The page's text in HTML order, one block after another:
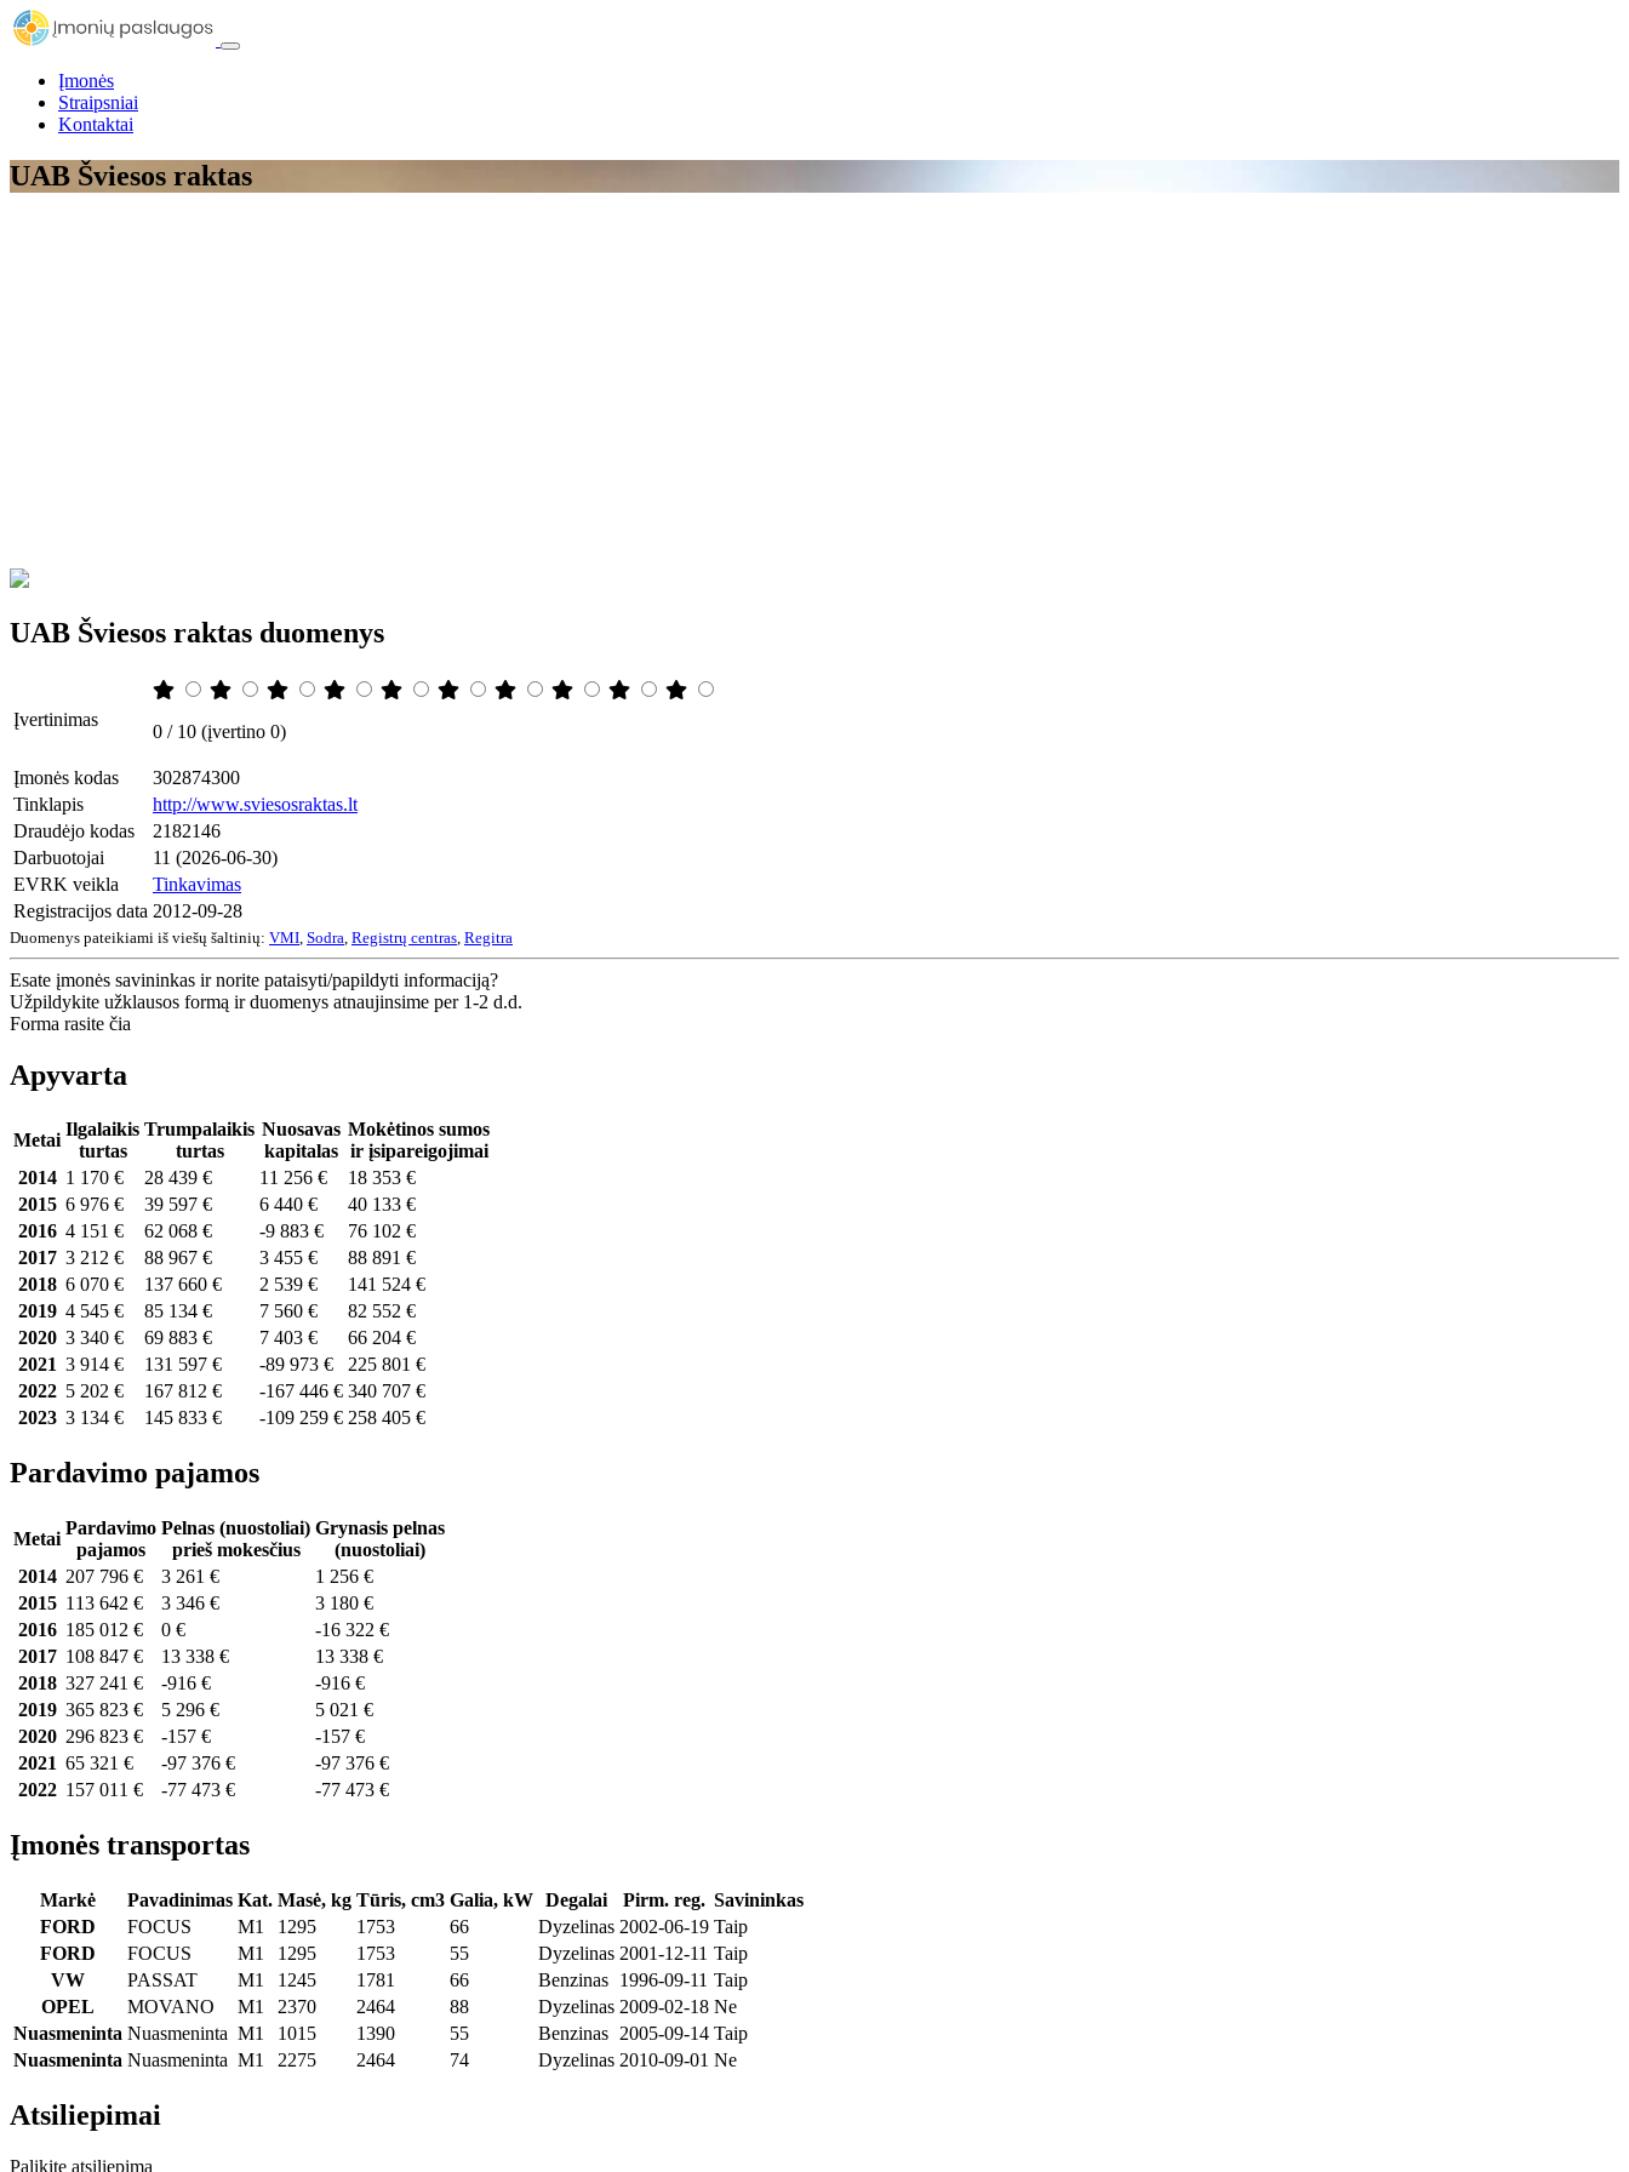
Įmonės
Straipsniai
Kontaktai
UAB Šviesos raktas
UAB Šviesos raktas duomenys
Įvertinimas
0 / 10 (įvertino 0)
Įmonės kodas
302874300
Tinklapis
http://www.sviesosraktas.lt
Draudėjo kodas
2182146
Darbuotojai
11 (2026-06-30)
EVRK veikla
Tinkavimas
Registracijos data 2012-09-28
Duomenys pateikiami iš viešų šaltinių: VMI Sodra Registrų centras Regitra
Esate įmonės savininkas ir norite pataisyti/papildyti informaciją?
Užpildykite užklausos formą ir duomenys atnaujinsime per 1-2 d.d.
Forma rasite čia
Apyvarta
Metai
Ilgalaikis
turtas
Trumpalaikis
turtas
Nuosavas
kapitalas
Mokėtinos sumos
ir įsipareigojimai
2014 1 170 € 28 439 € 11 256 €
18 353 €
2015 6 976 € 39 597 € 6 440 €
40 133 €
2016 4 151 € 62 068 € -9 883 €
76 102 €
2017 3 212 € 88 967 € 3 455 €
88 891 €
2018 6 070 € 137 660 € 2 539 €
141 524 €
2019 4 545 € 85 134 € 7 560 €
82 552 €
2020 3 340 € 69 883 € 7 403 €
66 204 €
2021 3 914 € 131 597 € -89 973 €
225 801 €
2022 5 202 € 167 812 € -167 446 € 340 707 €
2023 3 134 € 145 833 € -109 259 € 258 405 €
Pardavimo pajamos
Metai
Pardavimo
pajamos
Pelnas (nuostoliai)
prieš mokesčius
Grynasis pelnas
(nuostoliai)
2014 207 796 € 3 261 €
1 256 €
2015 113 642 € 3 346 €
3 180 €
2016 185 012 € 0 €
-16 322 €
2017 108 847 € 13 338 €
13 338 €
2018 327 241 € -916 €
-916 €
2019 365 823 € 5 296 €
5 021 €
2020 296 823 € -157 €
-157 €
2021 65 321 € -97 376 €
-97 376 €
2022 157 011 € -77 473 € -77 473 €
Įmonės transportas
Markė Pavadinimas Kat. Masė, kg Tūris, cm3 Galia, kW Degalai Pirm. reg. Savininkas
FORD
FOCUS M1 1295 1753 66 Dyzelinas 2002-06-19 Taip
FORD
FOCUS M1 1295 1753 55 Dyzelinas 2001-12-11 Taip
VW
PASSAT M1 1245 1781 66 Benzinas 1996-09-11 Taip
OPEL
MOVANO M1 2370 2464 88 Dyzelinas 2009-02-18 Ne
Nuasmeninta Nuasmeninta M1 1015 1390 55 Benzinas 2005-09-14 Taip
Nuasmeninta Nuasmeninta M1 2275 2464 74 Dyzelinas 2010-09-01 Ne
Atsiliepimai
Palikite atsiliepimą